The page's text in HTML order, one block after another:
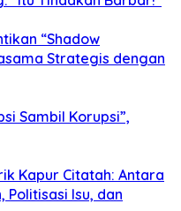
“Shadow
Strategis dengan
Sambil Korupsi”,
Kapur Citatah: Antara
Politisasi Isu, dan